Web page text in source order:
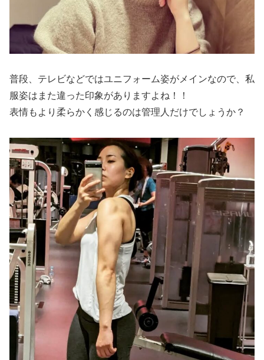
普段、テレビなどではユニフォーム姿がメインなので、私
服姿はまた違った印象がありますよね！！
表情もより柔らかく感じるのは管理人だけでしょうか？